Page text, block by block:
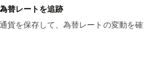
替レートを追跡
貨を保存して、為替レートの変動を確